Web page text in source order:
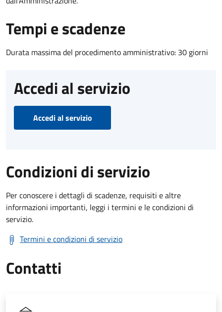
Tempi e scadenze
Durata massima del procedimento amministrativo: 30 giorni
Accedi al servizio
Accedi al servizio
Condizioni di servizio
Per conoscere i dettagli di scadenze, requisiti e altre
informazioni importanti, leggi i termini e le condizioni di
servizio.
Termini e condizioni di servizio
Contatti